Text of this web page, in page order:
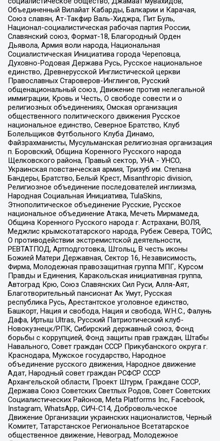
Объединенный Вилайат Кабарды, Балкарии и Карачая,
Союз славян, Ат-Такфир Валь-Хиджра, Пит Буль,
Национал-социалистическая рабочая партия России,
Славянский союз, Формат-18, Благородный Орден
Дьявола, Армия воли народа, Национальная
Социалистическая Инициатива города Череповца,
Духовно-Родовая Держава Русь, Русское национальное
единство, Древнерусской Инглистической церкви
Православных Староверов-Инглингов, Русский
общенациональный союз, Движение против нелегальной
иммиграции, Кровь и Честь, О свободе совести и о
религиозных объединениях, Омская организация
общественного политического движения Русское
национальное единство, Северное Братство, Клуб
Болельщиков Футбольного Клуба Динамо,
Файзрахманисты, Мусульманская религиозная организация
п. Боровский, Община Коренного Русского народа
Щелковского района, Правый сектор, УНА - УНСО,
Украинская повстанческая армия, Тризуб им. Степана
Бандеры, Братство, Белый Крест, Misanthropic division,
Религиозное объединение последователей инглиизма,
Народная Социальная Инициатива, TulaSkins,
Этнополитическое объединение Русские, Русское
национальное объединение Атака, Мечеть Мирмамеда,
Община Коренного Русского народа г. Астрахани, ВОЛЯ,
Меджлис крымскотатарского народа, Рубеж Севера, ТОЙС,
О противодействии экстремистской деятельности,
РЕВТАТПОД, Артподготовка, Штольц, В честь иконы
Божией Матери Державная, Сектор 16, Независимость,
Фирма, Молодежная правозащитная группа МПГ, Курсом
Правды и Единения, Каракольская инициативная группа,
Автоград Крю, Союз Славянских Сил Руси, Алля-Аят,
Благотворительный пансионат Ак Умут, Русская
республика Русь, Арестантское уголовное единство,
Башкорт, Нация и свобода, Нация и свобода, W.H.С., Фалунь
Дафа, Иртыш Ultras, Русский Патриотический клуб-
Новокузнецк/РПК, Сибирский державный союз, Фонд
борьбы с коррупцией, Фонд защиты прав граждан, Штабы
Навального, Совет граждан СССР Прикубанского округа г.
Краснодара, Мужское государство, Народное
объединение русского движения, Народное движение
Адат, Народный совет граждан РСФСР СССР
Архангельской области, Проект Штурм, Граждане СССР,
Держава Союз Советских Светлых Родов, Совет Советских
Социалистических Районов, Meta Platforms Inc, Facebook,
Instagram, WhatsApp, СИЧ-С14, Добровольческое
Движение Организации украинских националистов, Черный
Комитет, Татарстанское Региональное Всетатарское
общественное движение, Невоград, Молодежное